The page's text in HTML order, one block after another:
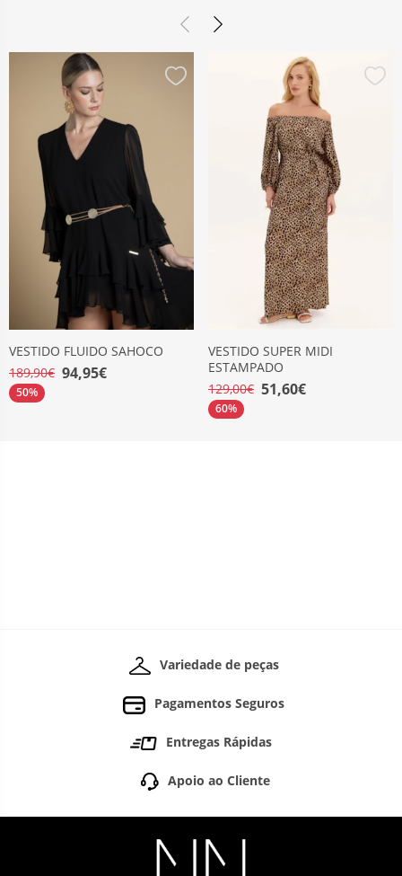
VESTIDO FLUIDO SAHOCO
189,90€ 94,95€
50%
VESTIDO SUPER MIDI
ESTAMPADO
129,00€ 51,60€
60%
Variedade de peças
Pagamentos Seguros
Entregas Rápidas
Apoio ao Cliente